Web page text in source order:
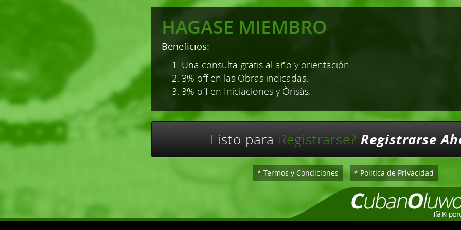
HAGASE MIEMBRO
Beneficios:
1. Una consulta gratis al año y orientación.
2. 3% off en las Obras indicadas.
3. 3% off en Iniciaciones y Òrìsàs.
Listo para Registrarse? Registrarse
* Termos y Condiciones * Politica de Privacidad